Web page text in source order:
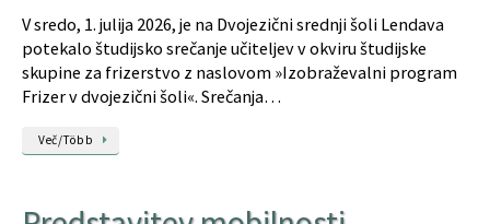
V sredo, 1. julija 2026, je na Dvojezični srednji šoli Lendava
potekalo študijsko srečanje učiteljev v okviru študijske
skupine za frizerstvo z naslovom »Izobraževalni program
Frizer v dvojezični šoli«. Srečanja…
Več/Több